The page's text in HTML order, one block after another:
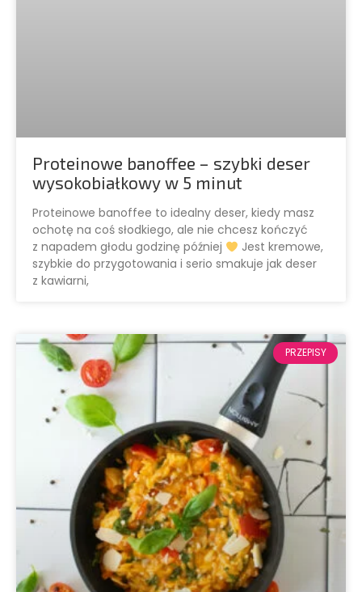
Proteinowe banoffee – szybki deser
wysokobiałkowy w 5 minut
Proteinowe banoffee to idealny deser, kiedy masz
ochotę na coś słodkiego, ale nie chcesz kończyć
z napadem głodu godzinę później
Jest kremowe,
szybkie do przygotowania i serio smakuje jak deser
z kawiarni,
PRZEPISY